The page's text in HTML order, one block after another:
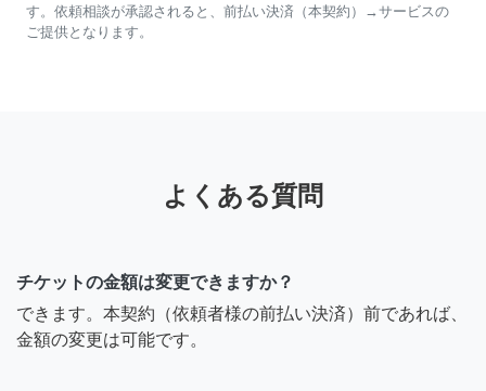
す。依頼相談が承認されると、前払い決済（本契約）→サービスの
ご提供となります。
よくある質問
チケットの金額は変更できますか？
できます。本契約（依頼者様の前払い決済）前であれば、
金額の変更は可能です。